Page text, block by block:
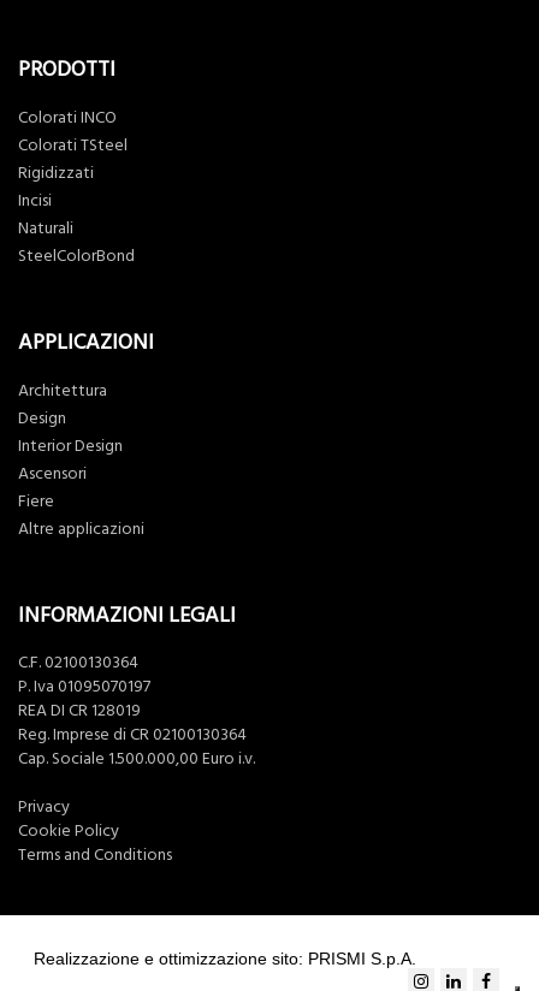
PRODOTTI
Colorati INCO
Colorati TSteel
Rigidizzati
Incisi
Naturali
SteelColorBond
APPLICAZIONI
Architettura
Design
Interior Design
Ascensori
Fiere
Altre applicazioni
INFORMAZIONI LEGALI
C.F. 02100130364
P. Iva 01095070197
REA DI CR 128019
Reg. Imprese di CR 02100130364
Cap. Sociale 1.500.000,00 Euro i.v.
Privacy
Cookie Policy
Terms and Conditions
Realizzazione e ottimizzazione sito: PRISMI S.p.A.